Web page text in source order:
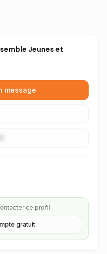
Jeunes et
message
ce profil
gratuit